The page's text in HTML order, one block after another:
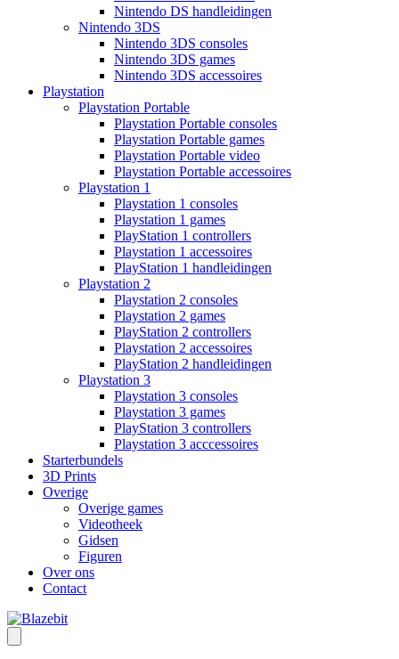
Nintendo DS handleidingen
Nintendo 3DS
Nintendo 3DS consoles
Nintendo 3DS games
Nintendo 3DS accessoires
Playstation
Playstation Portable
Playstation Portable consoles
Playstation Portable games
Playstation Portable video
Playstation Portable accessoires
Playstation 1
Playstation 1 consoles
Playstation 1 games
PlayStation 1 controllers
Playstation 1 accessoires
PlayStation 1 handleidingen
Playstation 2
Playstation 2 consoles
Playstation 2 games
PlayStation 2 controllers
Playstation 2 accessoires
PlayStation 2 handleidingen
Playstation 3
Playstation 3 consoles
Playstation 3 games
PlayStation 3 controllers
Playstation 3 acccessoires
Starterbundels
3D Prints
Overige
Overige games
Videotheek
Gidsen
Figuren
Over ons
Contact